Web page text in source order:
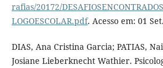
rafias/20172/
LOGOESCOLAR.pdf. Acesso em: 01
DIAS, Ana Cristina Garcia; PATIAS,
Josiane Lieberknecht Wathier.